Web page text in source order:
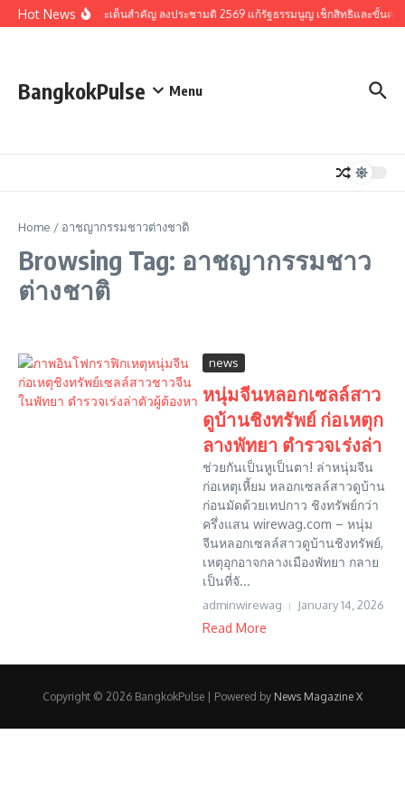
Skip to content
Hot Newsรวมประเด็นสำคัญ ลงประชามติ 2569 แก้รัฐธรรมนูญ เช็กสิทธิและขั้นตอ
BangkokPulse Menu
Home / อาชญากรรมชาวต่างชาติ
Browsing Tag: อาชญากรรมชาว
ต่างชาติ
news
หนุ่มจีนหลอกเซลล์สาว
ดูบ้านชิงทรัพย์ ก่อเหตุก
ลางพัทยา ตำรวจเร่งล่า
ช่วยกันเป็นหูเป็นตา! ล่าหนุ่มจีน
ก่อเหตุเหี้ยม หลอกเซลล์สาวดูบ้าน
ก่อนมัดด้วยเทปกาว ชิงทรัพย์กว่า
ครึ่งแสน wirewag.com – หนุ่ม
จีนหลอกเซลล์สาวดูบ้านชิงทรัพย์,
เหตุอุกอาจกลางเมืองพัทยา กลาย
เป็นที่จั...
adminwirewag January 14, 2026
Read More
Copyright © 2026 BangkokPulse | Powered by News Magazine X